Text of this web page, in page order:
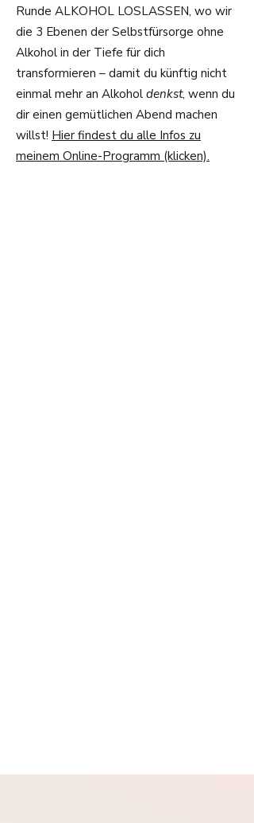
Runde ALKOHOL LOSLASSEN, wo wir
die 3 Ebenen der Selbstfürsorge ohne
Alkohol in der Tiefe für dich
transformieren – damit du künftig nicht
einmal mehr an Alkohol denkst, wenn du
dir einen gemütlichen Abend machen
willst! Hier findest du alle Infos zu
meinem Online-Programm (klicken).